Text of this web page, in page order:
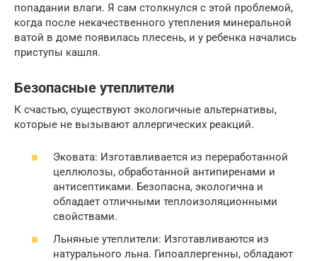
попадании влаги. Я сам столкнулся с этой проблемой,
когда после некачественного утепления минеральной
ватой в доме появилась плесень, и у ребенка начались
приступы кашля.
Безопасные утеплители
К счастью, существуют экологичные альтернативы,
которые не вызывают аллергических реакций.
Эковата: Изготавливается из переработанной
целлюлозы, обработанной антипиренами и
антисептиками. Безопасна, экологична и
обладает отличными теплоизоляционными
свойствами.
Льняные утеплители: Изготавливаются из
натурального льна. Гипоаллергенны, обладают